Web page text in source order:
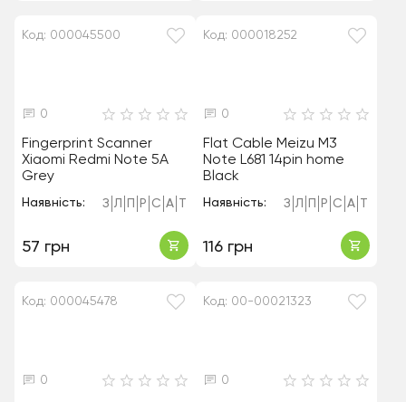
Код: 000045500
0
Fingerprint Scanner
Xiaomi Redmi Note 5A
Grey
Наявність: З Л Р С А
57 грн
Код: 000018252
0
Flat Cable Meizu M3
Note L681 14pin home
Black
Наявність: З Л Р С А
116 грн
Код: 000045478
0
Код: 00-00021323
0